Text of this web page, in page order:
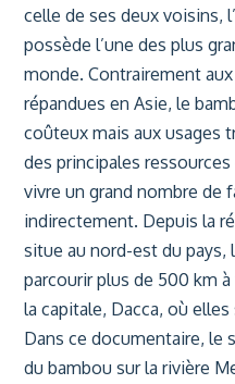
celle de ses deux voisins,
possède l’une des plus
monde. Contrairement
répandues en Asie, le
coûteux mais aux usages
des principales
vivre un grand nombre de
indirectement. Depuis la
situe au nord-est du pays,
parcourir plus de 500 km
la capitale, Dacca, où
Dans ce documentaire, le
du bambou sur la rivière